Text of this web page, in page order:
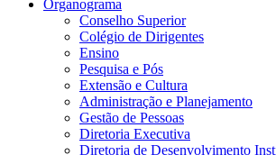
Organograma
Conselho Superior
Colégio de Dirigentes
Ensino
Pesquisa e Pós
Extensão e Cultura
Administração e Planejamento
Gestão de Pessoas
Diretoria Executiva
Diretoria de Desenvolvimento